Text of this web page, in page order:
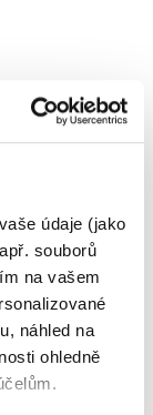
údaje (jako
souborů
na vašem
náhled na
ohledně